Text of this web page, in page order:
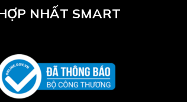
NHẤT SMART